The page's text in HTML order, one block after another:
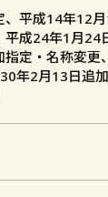
平成14年12月
成24年1月24
定・名称変更
年2月13日追